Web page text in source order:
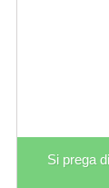
Si prega di